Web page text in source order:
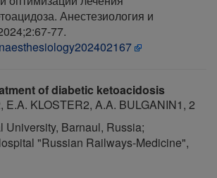
Анестезиология и
77.
of diabetic ketoacidosis
E.A. KLOSTER2, A.A. BULGANIN1, 2
University, Barnaul, Russia;
"Russian Railways-Medicine",